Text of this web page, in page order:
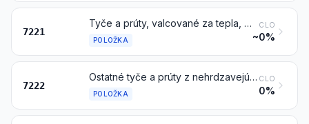
7221
Tyče a prúty, valcované za tepla, v nepravidelne navinutých zvitkoch, z nehrdzavejúcej ocele
POLOŽKA
CLO
~0%
7222
Ostatné tyče a prúty z nehrdzavejúcej ocele; uholníky, tvarovky a profily z nehrdzavejúcej ocele
POLOŽKA
CLO
0%